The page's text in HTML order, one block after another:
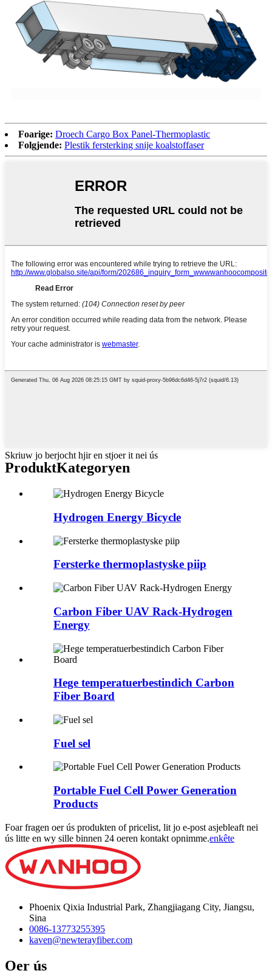
Foarige: Droech Cargo Box Panel-Thermoplastic
Folgjende: Plestik fersterking snije koalstoffaser
Skriuw jo berjocht hjir en stjoer it nei ús
ProduktKategoryen
Hydrogen Energy Bicycle
Fersterke thermoplastyske piip
Carbon Fiber UAV Rack-Hydrogen
Energy
Hege temperatuerbestindich Carbon
Fiber Board
Fuel sel
Portable Fuel Cell Power Generation
Products
Foar fragen oer ús produkten of pricelist, lit jo e-post asjebleaft nei
ús litte en wy sille binnen 24 oeren kontakt opnimme.enkête
Phoenix Qixia Industrial Park, Zhangjiagang City, Jiangsu,
Sina
0086-13773255395
kaven@newterayfiber.com
Oer ús